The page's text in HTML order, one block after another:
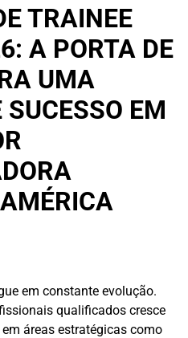
TRAINEE
A PORTA DE
UMA
EM
em constante evolução.
qualificados cresce
áreas estratégicas como